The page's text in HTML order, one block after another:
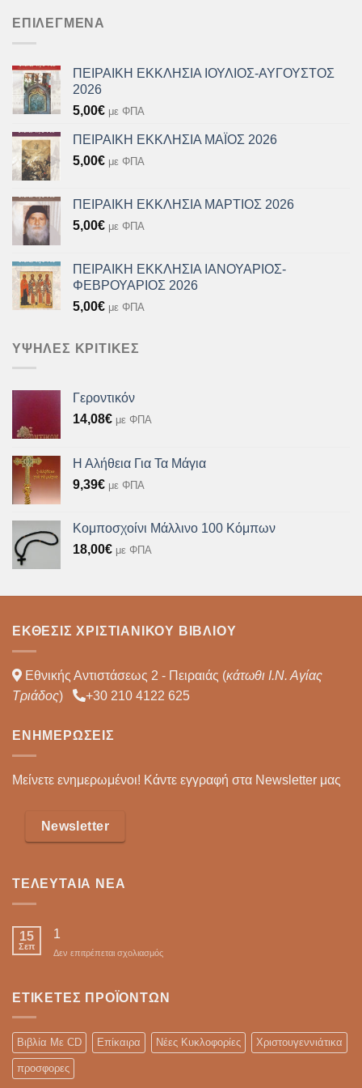
ΕΠΙΛΕΓΜΈΝΑ
ΠΕΙΡΑΙΚΗ ΕΚΚΛΗΣΙΑ ΙΟΥΛΙΟΣ-ΑΥΓΟΥΣΤΟΣ
2026
5,00€ με ΦΠΑ
ΠΕΙΡΑΙΚΗ ΕΚΚΛΗΣΙΑ ΜΑΪΟΣ 2026
5,00€ με ΦΠΑ
ΠΕΙΡΑΙΚΗ ΕΚΚΛΗΣΙΑ ΜΑΡΤΙΟΣ 2026
5,00€ με ΦΠΑ
ΠΕΙΡΑΙΚΗ ΕΚΚΛΗΣΙΑ ΙΑΝΟΥΑΡΙΟΣ-
ΦΕΒΡΟΥΑΡΙΟΣ 2026
5,00€ με ΦΠΑ
ΥΨΗΛΈΣ ΚΡΙΤΙΚΈΣ
Γεροντικόν
14,08€ με ΦΠΑ
Η Αλήθεια Για Τα Μάγια
9,39€ με ΦΠΑ
Κομποσχοίνι Μάλλινο 100 Κόμπων
18,00€ με ΦΠΑ
ΈΚΘΕΣΙΣ ΧΡΙΣΤΙΑΝΙΚΟΎ ΒΙΒΛΊΟΥ
Εθνικής Αντιστάσεως 2 - Πειραιάς (κάτωθι Ι.Ν. Αγίας
Τριάδος) +30 210 4122 625
ΕΝΗΜΕΡΏΣΕΙΣ
Μείνετε ενημερωμένοι! Κάντε εγγραφή στα Newsletter μας
Newsletter
ΤΕΛΕΥΤΑΊΑ ΝΈΑ
15
Σεπ
1
Δεν επιτρέπεται σχολιασμόςστο
ΕΤΙΚΈΤΕΣ ΠΡΟΪΌΝΤΩΝ
Βιβλία Με CD Επίκαιρα Νέες Κυκλοφορίες Χριστουγεννιάτικα
προσφορες